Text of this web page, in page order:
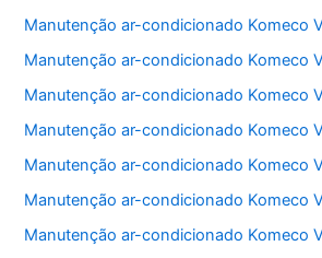
Manutenção ar-condicionado Komeco
Manutenção ar-condicionado Komeco
Manutenção ar-condicionado Komeco
Manutenção ar-condicionado Komeco
Manutenção ar-condicionado Komeco
Manutenção ar-condicionado Komeco
Manutenção ar-condicionado Komeco